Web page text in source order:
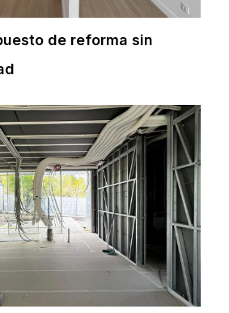
de reforma sin